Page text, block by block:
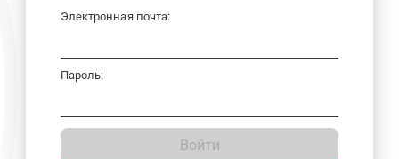
Электронная почта:
Пароль:
Войти